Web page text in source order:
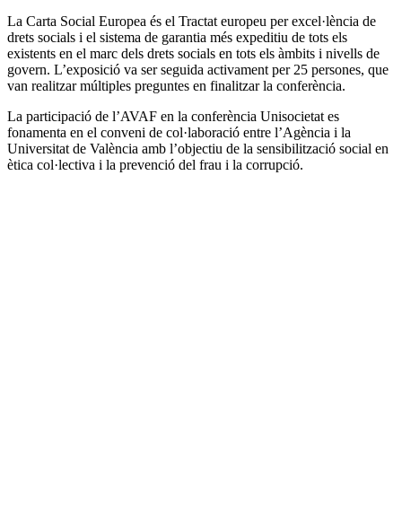
La Carta Social Europea és el Tractat europeu per excel·lència de
drets socials i el sistema de garantia més expeditiu de tots els
existents en el marc dels drets socials en tots els àmbits i nivells de
govern. L’exposició va ser seguida activament per 25 persones, que
van realitzar múltiples preguntes en finalitzar la conferència.
La participació de l’AVAF en la conferència Unisocietat es
fonamenta en el conveni de col·laboració entre l’Agència i la
Universitat de València amb l’objectiu de la sensibilització social en
ètica col·lectiva i la prevenció del frau i la corrupció.